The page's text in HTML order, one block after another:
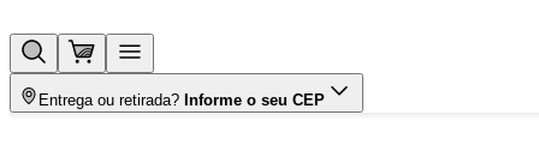
Entrega ou retirada? Informe o seu CEP